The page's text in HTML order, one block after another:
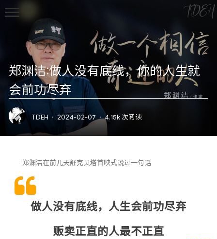
郑渊洁:做人没有底线，你的人生就
会前功尽弃
TDEH · 2024-02-07 · 4.15k 次阅读
郑渊洁在前几天舒克贝塔首映式说过一句话
做人没有底线，人生会前功尽弃
贩卖正直的人最不正直
TDEH
观影
Gaming
清单